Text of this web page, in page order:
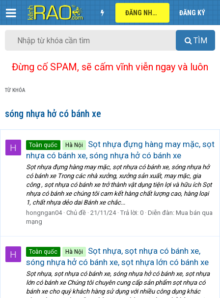
ĐĂNG NHẬP ĐĂNG KÝ
TÌM
Đừng cố SPAM, sẽ cấm vĩnh viễn ngay và luôn
TỪ KHÓA
sóng nhựa hở có bánh xe
H Toàn quốc Hà Nội
Sọt nhựa đựng hàng may mặc, sọt
nhựa có bánh xe, sóng nhựa hở có bánh xe
Sọt nhựa đựng hàng may mặc, sọt nhựa có bánh xe, sóng nhựa hở
có bánh xe Trong các nhà xưởng, xưởng sản xuất, may mặc, gia
công , sọt nhựa có bánh xe trở thành vật dụng tiện lợi và hữu ích Sọt
nhựa có bánh xe chúng tôi cam kết hàng chất lượng cao, hàng loại
1, chất nhựa dẻo dai Bánh xe chắc...
hongngan04 Chủ đề 21/11/24 Trả lời: 0 Diễn đàn: Mua bán qua
mạng
H Toàn quốc Hà Nội
Sọt nhựa, sọt nhựa có bánh xe,
sóng nhựa hở có bánh xe, sọt nhựa lớn có bánh xe
Sọt nhựa, sọt nhựa có bánh xe, sóng nhựa hở có bánh xe, sọt nhựa
lớn có bánh xe Chúng tôi chuyên cung cấp sản phẩm sọt nhựa có
bánh xe cho quý khách hàng sử dụng với nhiều công dụng khác